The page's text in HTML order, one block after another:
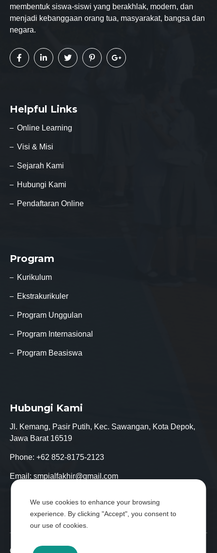
membentuk siswa-siswi yang berakhlak, modern, dan
menjadi kebanggaan orang tua, masyarakat, bangsa dan
negara.
Helpful Links
Online Learning
Visi & Misi
Sejarah Kami
Hubungi Kami
Pendaftaran Online
Program
Kurikulum
Ekstrakurikuler
Program Unggulan
Program Internasional
Program Beasiswa
Hubungi Kami
Jl. Kemang, Pasir Putih, Kec. Sawangan, Kota Depok,
Jawa Barat 16519
Phone: +62 852-8175-2123
Email: smpialfakhir@gmail.com
Copyright © SMP Islam Modern Al-Fakhir all rights
We use cookies to enhance your browsing
experience. By clicking "Accept", you consent to
our use of cookies.